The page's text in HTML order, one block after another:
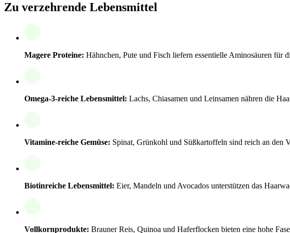
Zu verzehrende Lebensmittel
Magere Proteine: Hähnchen, Pute und Fisch liefern essentielle Aminosäuren für
Omega-3-reiche Lebensmittel: Lachs, Chiasamen und Leinsamen nähren die
Vitamine-reiche Gemüse: Spinat, Grünkohl und Süßkartoffeln sind reich an den
Biotinreiche Lebensmittel: Eier, Mandeln und Avocados unterstützen das
Vollkornprodukte: Brauner Reis, Quinoa und Haferflocken bieten eine hohe